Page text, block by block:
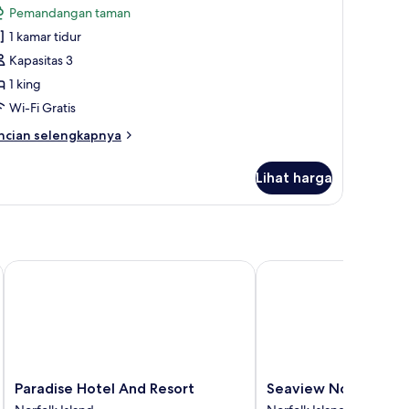
Pemandangan taman
1 kamar tidur
Kapasitas 3
1 king
Wi-Fi Gratis
selengkapnya
Lihat harga
Paradise
Hotel
Paradise Hotel And Resort
Paradise Hotel And Resort
Seaview
Norfolk
Seaview Norfolk
Seaview Norfolk Island